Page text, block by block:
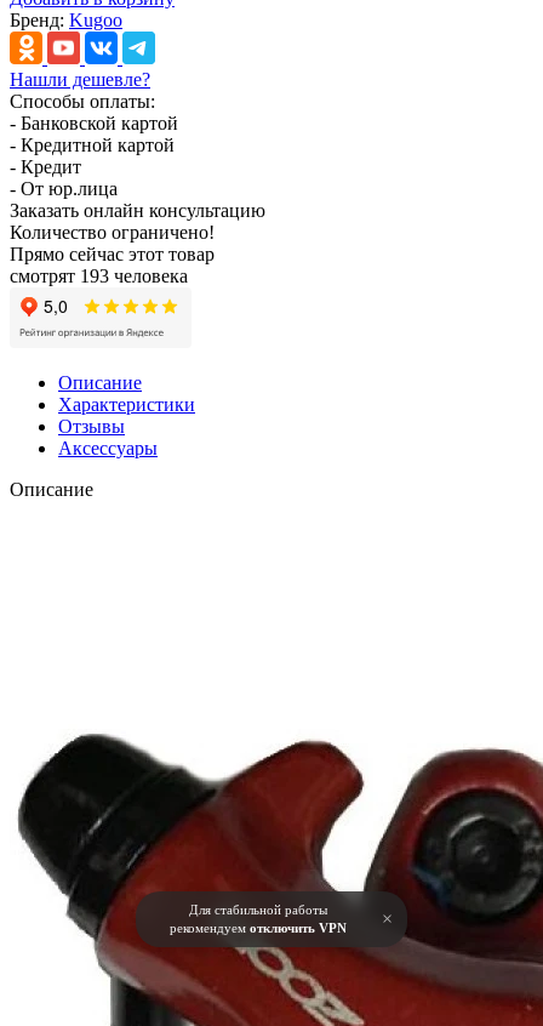
Для стабильной работы
рекомендуем отключить VPN ×
Бренд: Kugoo
Нашли дешевле?
Способы оплаты:
- Банковской картой
- Кредитной картой
- Кредит
- От юр.лица
Заказать онлайн консультацию
Количество ограничено!
Прямо сейчас этот товар
смотрят 193 человека
Описание
Характеристики
Отзывы
Аксессуары
Описание